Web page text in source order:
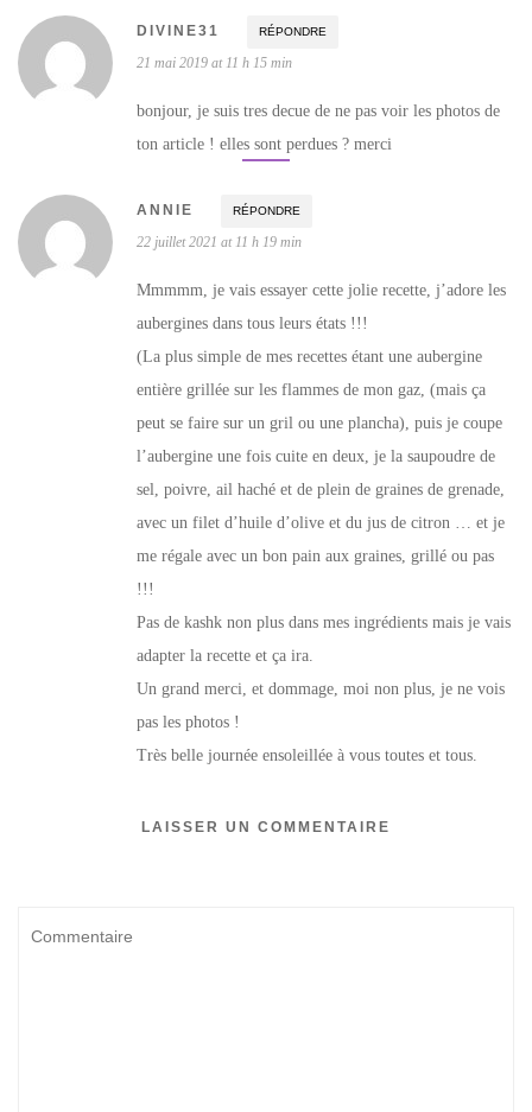
DIVINE31 RÉPONDRE
21 mai 2019 at 11 h 15 min
bonjour, je suis tres decue de ne pas voir les photos de
ton article ! elles sont perdues ? merci
ANNIE RÉPONDRE
22 juillet 2021 at 11 h 19 min
Mmmmm, je vais essayer cette jolie recette, j’adore les
aubergines dans tous leurs états !!!
(La plus simple de mes recettes étant une aubergine
entière grillée sur les flammes de mon gaz, (mais ça
peut se faire sur un gril ou une plancha), puis je coupe
l’aubergine une fois cuite en deux, je la saupoudre de
sel, poivre, ail haché et de plein de graines de grenade,
avec un filet d’huile d’olive et du jus de citron … et je
me régale avec un bon pain aux graines, grillé ou pas
!!!
Pas de kashk non plus dans mes ingrédients mais je vais
adapter la recette et ça ira.
Un grand merci, et dommage, moi non plus, je ne vois
pas les photos !
Très belle journée ensoleillée à vous toutes et tous.
LAISSER UN COMMENTAIRE